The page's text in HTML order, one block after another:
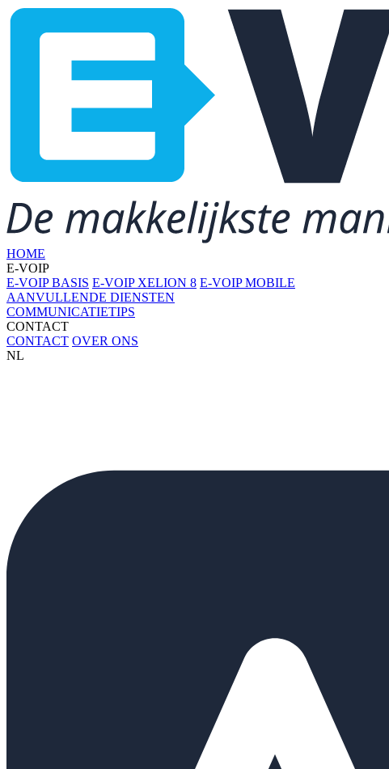
HOME
E-VOIP
E-VOIP BASIS E-VOIP XELION 8 E-VOIP MOBILE
AANVULLENDE DIENSTEN
COMMUNICATIETIPS
CONTACT
CONTACT OVER ONS
NL